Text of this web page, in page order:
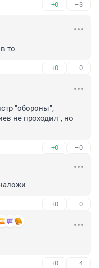
+0 –3
то
+0 –0
"обороны",
не проходил", но
+0 –0
+0 –0
+0 –4